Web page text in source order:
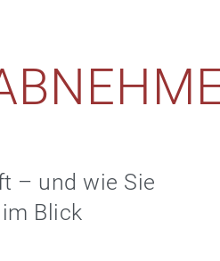
– und wie Sie
Blick